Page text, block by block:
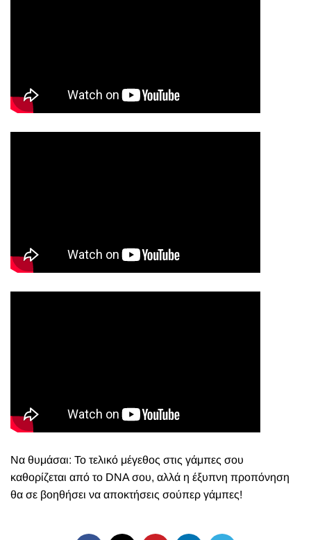
Να θυμάσαι: Το τελικό μέγεθος στις γάμπες σου
καθορίζεται από το DNA σου, αλλά η έξυπνη προπόνηση
θα σε βοηθήσει να αποκτήσεις σούπερ γάμπες!